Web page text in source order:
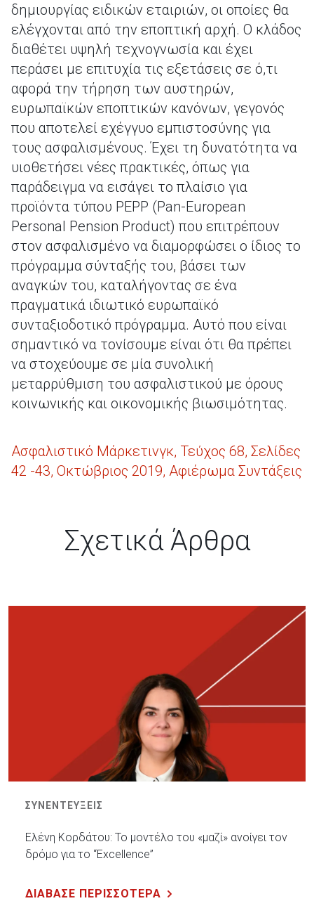
δημιουργίας ειδικών εταιριών, οι οποίες θα
ελέγχονται από την εποπτική αρχή. Ο κλάδος
διαθέτει υψηλή τεχνογνωσία και έχει
περάσει με επιτυχία τις εξετάσεις σε ό,τι
αφορά την τήρηση των αυστηρών,
ευρωπαϊκών εποπτικών κανόνων, γεγονός
που αποτελεί εχέγγυο εμπιστοσύνης για
τους ασφαλισμένους. Έχει τη δυνατότητα να
υιοθετήσει νέες πρακτικές, όπως για
παράδειγμα να εισάγει το πλαίσιο για
προϊόντα τύπου PEPP (Pan-European
Personal Pension Product) που επιτρέπουν
στον ασφαλισμένο να διαμορφώσει ο ίδιος το
πρόγραμμα σύνταξής του, βάσει των
αναγκών του, καταλήγοντας σε ένα
πραγματικά ιδιωτικό ευρωπαϊκό
συνταξιοδοτικό πρόγραμμα. Αυτό που είναι
σημαντικό να τονίσουμε είναι ότι θα πρέπει
να στοχεύουμε σε μία συνολική
μεταρρύθμιση του ασφαλιστικού με όρους
κοινωνικής και οικονομικής βιωσιμότητας.
Ασφαλιστικό Μάρκετινγκ, Τεύχος 68, Σελίδες
42 -43, Οκτώβριος 2019, Αφιέρωμα Συντάξεις
Σχετικά Άρθρα
ΣΥΝΕΝΤΕΥΞΕΙΣ
Ελένη Κορδάτου: Το μοντέλο του «μαζί» ανοίγει τον
δρόμο για το “Excellence”
ΔΙΑΒΑΣΕ ΠΕΡΙΣΣΟΤΕΡΑ